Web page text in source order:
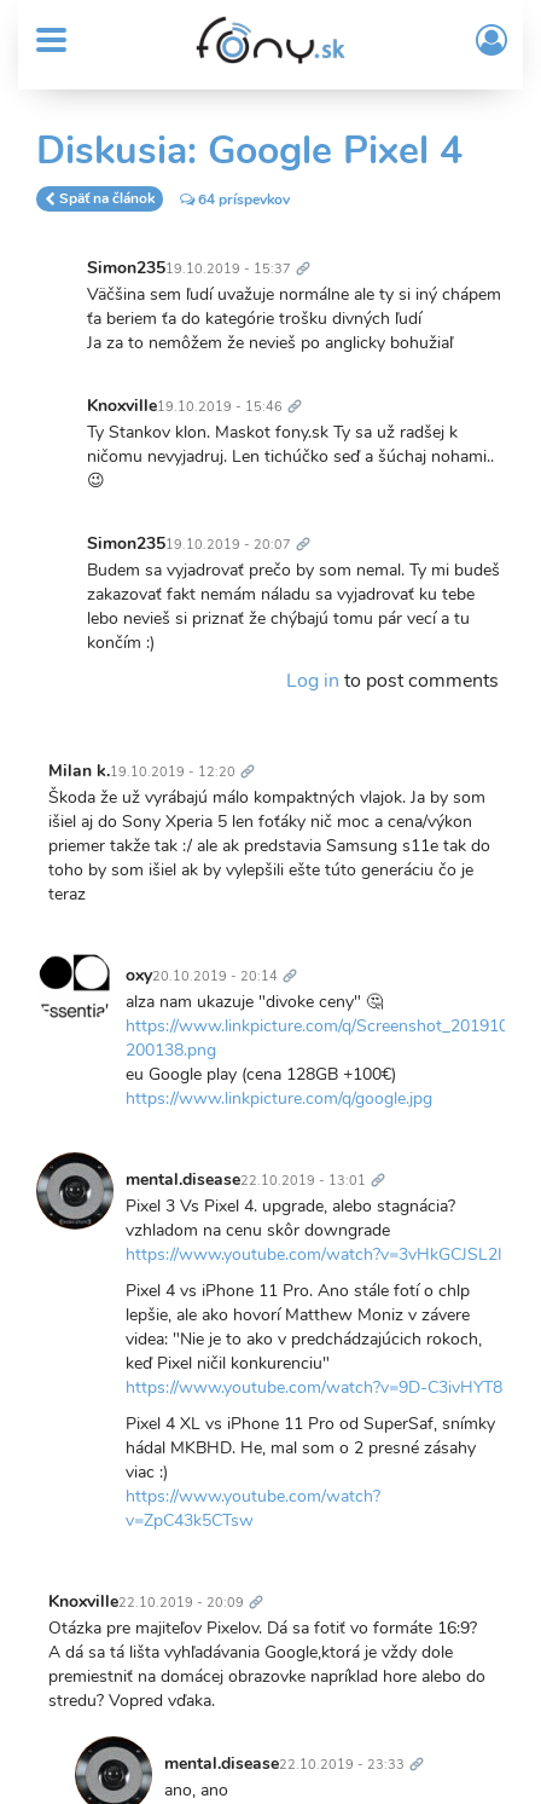
obsah
MENU
Sub
Header
menu
User
account
menu
/
Diskusia: Google Pixel 4
Späť na článok 64 príspevkov
Simon23519.10.2019 - 15:37 odkaz
In
reply
to
tiezve…
by
Knoxville
Väčšina sem ľudí uvažuje normálne ale ty si iný chápem
ťa beriem ťa do kategórie trošku divných ľudí
Ja za to nemôžem že nevieš po anglicky bohužiaľ
Knoxville19.10.2019 - 15:46 odkaz
In
reply
to
ľudí
uvažuje…
by
Simon235
Ty Stankov klon. Maskot fony.sk Ty sa už radšej k
ničomu nevyjadruj. Len tichúčko seď a šúchaj nohami..
😉
Simon23519.10.2019 - 20:07 odkaz
In
reply
to
Ty
by
Knoxville
Budem sa vyjadrovať prečo by som nemal. Ty mi budeš
zakazovať fakt nemám náladu sa vyjadrovať ku tebe
lebo nevieš si priznať že chýbajú tomu pár vecí a tu
končím :)
Log in to post comments
Milan k.19.10.2019 - 12:20 odkaz
Škoda že už vyrábajú málo kompaktných vlajok. Ja by som
išiel aj do Sony Xperia 5 len foťáky nič moc a cena/výkon
priemer takže tak :/ ale ak predstavia Samsung s11e tak do
toho by som išiel ak by vylepšili ešte túto generáciu čo je
teraz
oxy20.10.2019 - 20:14 odkaz
alza nam ukazuje "divoke ceny" 🤔
https://www.linkpicture.com/q/Screenshot_20191020-
200138.png
eu Google play (cena 128GB +100€)
https://www.linkpicture.com/q/google.jpg
mental.disease22.10.2019 - 13:01 odkaz
Pixel 3 Vs Pixel 4. upgrade, alebo stagnácia?
vzhladom na cenu skôr downgrade
https://www.youtube.com/watch?v=3vHkGCJSL2I
Pixel 4 vs iPhone 11 Pro. Ano stále fotí o chlp
lepšie, ale ako hovorí Matthew Moniz v závere
videa: "Nie je to ako v predchádzajúcich rokoch,
keď Pixel ničil konkurenciu"
https://www.youtube.com/watch?v=9D-C3ivHYT8
Pixel 4 XL vs iPhone 11 Pro od SuperSaf, snímky
hádal MKBHD. He, mal som o 2 presné zásahy
viac :)
https://www.youtube.com/watch?
v=ZpC43k5CTsw
Knoxville22.10.2019 - 20:09 odkaz
Otázka pre majiteľov Pixelov. Dá sa fotiť vo formáte 16:9?
A dá sa tá lišta vyhľadávania Google,ktorá je vždy dole
premiestniť na domácej obrazovke napríklad hore alebo do
stredu? Vopred vďaka.
mental.disease22.10.2019 - 23:33 odkaz
In
ano, ano